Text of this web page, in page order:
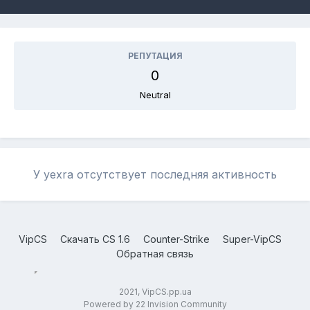
РЕПУТАЦИЯ
0
Neutral
У yexra отсутствует последняя активность
VipCS Скачать CS 1.6 Counter-Strike
Super-VipCS
Обратная связь
2021, VipCS.pp.ua
Powered by 22 Invision Community